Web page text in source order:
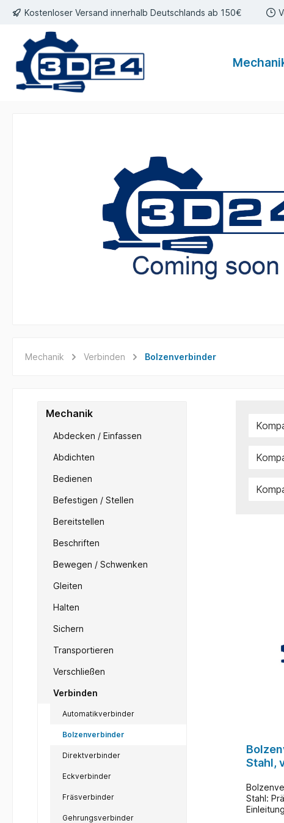
springen
Kostenloser Versand innerhalb Deutschlands ab 150€
Mechanik Verbinden Bolzenverbinder
Mechanik
Abdecken / Einfassen
Abdichten
Bedienen
Befestigen / Stellen
Bereitstellen
Beschriften
Bewegen / Schwenken
Gleiten
Halten
Sichern
Transportieren
Verschließen
Verbinden
Automatikverbinder
Bolzenverbinder
Direktverbinder
Eckverbinder
Fräsverbinder
Gehrungsverbinder
Stahl,
Stahl: